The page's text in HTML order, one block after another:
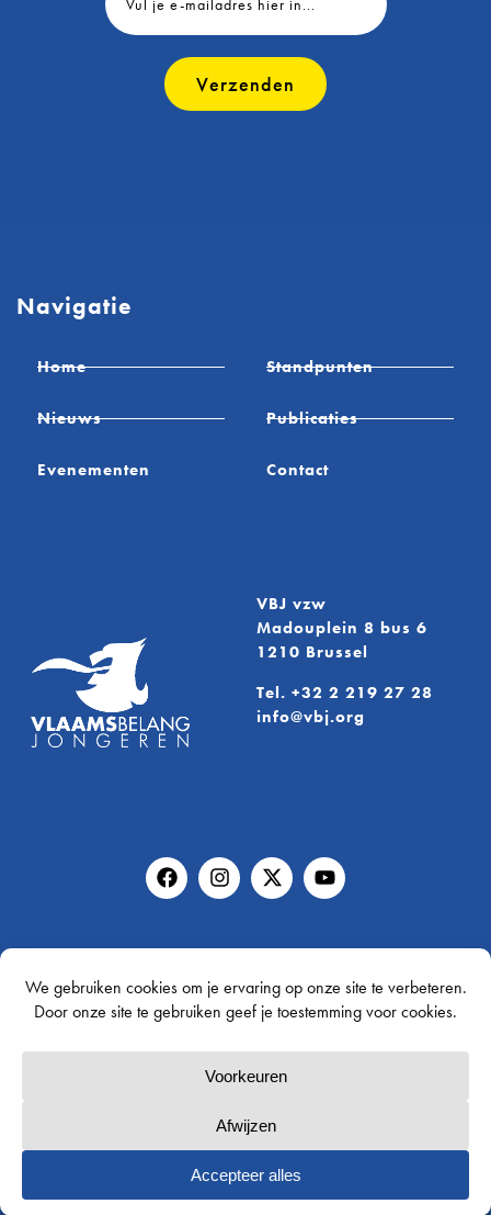
Verzenden
Navigatie
Home
Nieuws
Evenementen
Standpunten
Publicaties
Contact
VBJ vzw
Madouplein 8 bus 6
1210 Brussel
Tel. +32 2 219 27 28
info@vbj.org
Vraag je gratis infopakket aan!
Gratis infopakket
Copyright © 2025. All rights reserved.